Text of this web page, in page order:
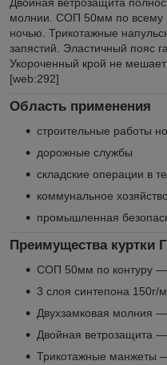
Двойная ветрозащита
молнии. СОП 50мм по всему
ночью. Трикотажные
запястий. Эластичный пояс
Укороченный крой не
[web:292]
Область применения
строительные работы
дорожные службы
складские операции в
коммунальное хозяйство
промышленная
Преимущества куртки
СОП 50мм по контуру —
3 слоя синтепона 150г/
Двухзамковая молния
Двойная ветрозащита —
Трикотажные манжеты